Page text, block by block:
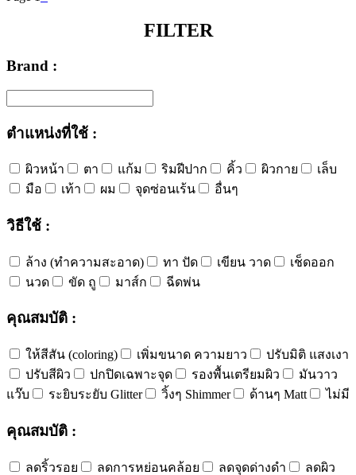
FILTER
Brand :
ตำแหน่งที่ใช้ :
ผิวหน้า ตา แก้ม ริมฝีปาก คิ้ว ผิวกาย
เล็บ
มือ
เท้า ผม จุดซ่อนเร้น อื่นๆ
วิธีใช้ :
ล้าง (ทำความสะอาด) ทา ปัด เขียน วาด
เช็ดออก
นวด
ขัด ถู มาส์ก ฉีดพ่น
คุณสมบัติ :
ให้สีสัน (coloring) เพิ่มขนาด ความยาว
ปรับมิติ แสงเงา
ปรับสีผิว
ปกปิดเฉพาะจุด รองพื้นเตรียมผิว
มันวาว
แว๊บ
ระยิบระยับ Glitter วิ้งๆ Shimmer ด้านๆ Matt ไม่มี
คุณสมบัติ :
ลดริ้วรอย ลดการหย่อนคล้อย ลดจุดด่างดำ
ลดผิว